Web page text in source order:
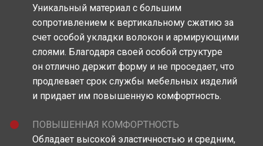
Уникальный материал c большим
сопротивлением к вертикальному сжатию за
счет особой укладки волокон и армирующими
слоями. Благодаря своей особой структуре
он отлично держит форму и не проседает, что
продлевает срок службы мебельных изделий
и придает им повышенную комфортность.
ПОВЫШЕННАЯ КОМФОРТНОСТЬ
Обладает высокой эластичностью и средним,